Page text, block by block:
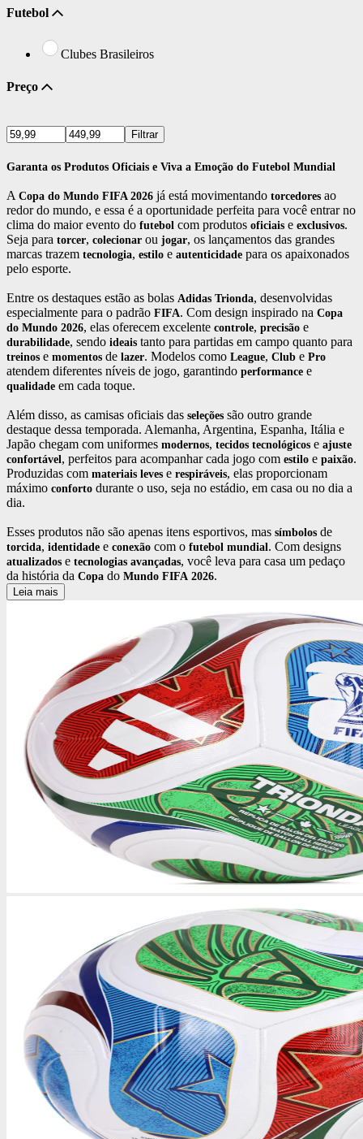
Futebol
Clubes Brasileiros
Preço
Filtrar
Garanta os Produtos Oficiais e Viva a Emoção do Futebol Mundial
A Copa do Mundo FIFA 2026 já está movimentando torcedores ao
redor do mundo, e essa é a oportunidade perfeita para você entrar no
clima do maior evento do futebol com produtos oficiais e exclusivos.
Seja para torcer, colecionar ou jogar, os lançamentos das grandes
marcas trazem tecnologia, estilo e autenticidade para os apaixonados
pelo esporte.
Entre os destaques estão as bolas Adidas Trionda, desenvolvidas
especialmente para o padrão FIFA. Com design inspirado na Copa
do Mundo 2026, elas oferecem excelente controle, precisão e
durabilidade, sendo ideais tanto para partidas em campo quanto para
treinos e momentos de lazer. Modelos como League, Club e Pro
atendem diferentes níveis de jogo, garantindo performance e
qualidade em cada toque.
Além disso, as camisas oficiais das seleções são outro grande
destaque dessa temporada. Alemanha, Argentina, Espanha, Itália e
Japão chegam com uniformes modernos, tecidos tecnológicos e ajuste
confortável , perfeitos para acompanhar cada jogo com estilo e paixão.
Produzidas com materiais leves e respiráveis, elas proporcionam
máximo conforto durante o uso, seja no estádio, em casa ou no dia a
dia.
Esses produtos não são apenas itens esportivos, mas símbolos de
torcida, identidade e conexão com o futebol mundial . Com designs
atualizados e tecnologias avançadas, você leva para casa um pedaço
da história da Copa do Mundo FIFA 2026.
Leia mais